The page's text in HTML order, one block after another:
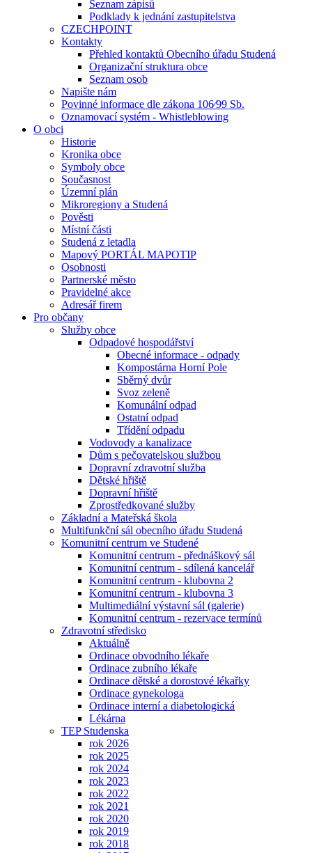
Seznam zápisů
Podklady k jednání zastupitelstva
CZECHPOINT
Kontakty
Přehled kontaktů Obecního úřadu Studená
Organizační struktura obce
Seznam osob
Napište nám
Povinné informace dle zákona 106⁄99 Sb.
Oznamovací systém - Whistleblowing
O obci
Historie
Kronika obce
Symboly obce
Současnost
Územní plán
Mikroregiony a Studená
Pověsti
Místní části
Studená z letadla
Mapový PORTÁL MAPOTIP
Osobnosti
Partnerské město
Pravidelné akce
Adresář firem
Pro občany
Služby obce
Odpadové hospodářství
Obecné informace - odpady
Kompostárna Horní Pole
Sběrný dvůr
Svoz zeleně
Komunální odpad
Ostatní odpad
Třídění odpadu
Vodovody a kanalizace
Dům s pečovatelskou službou
Dopravní zdravotní služba
Dětské hřiště
Dopravní hřiště
Zprostředkované služby
Základní a Mateřská škola
Multifunkční sál obecního úřadu Studená
Komunitní centrum ve Studené
Komunitní centrum - přednáškový sál
Komunitní centrum - sdílená kancelář
Komunitní centrum - klubovna 2
Komunitní centrum - klubovna 3
Multimediální výstavní sál (galerie)
Komunitní centrum - rezervace termínů
Zdravotní středisko
Aktuálně
Ordinace obvodního lékaře
Ordinace zubního lékaře
Ordinace dětské a dorostové lékařky
Ordinace gynekologa
Ordinace interní a diabetologická
Lékárna
TEP Studenska
rok 2026
rok 2025
rok 2024
rok 2023
rok 2022
rok 2021
rok 2020
rok 2019
rok 2018